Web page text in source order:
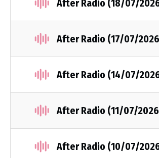
After Radio (18/07/
After Radio (17/07/
After Radio (14/07/
After Radio (11/07/
After Radio (10/07/